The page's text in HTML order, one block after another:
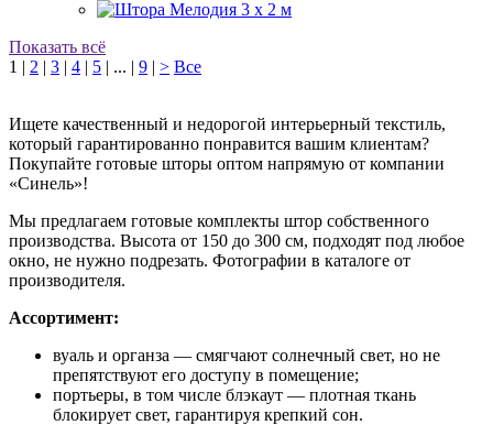
Показать всё
1 | 2 | 3 | 4 | 5 | ... | 9 | > Все
Ищете качественный и недорогой интерьерный текстиль,
который гарантированно понравится вашим клиентам?
Покупайте готовые шторы оптом напрямую от компании
«Синель»!
Мы предлагаем готовые комплекты штор собственного
производства. Высота от 150 до 300 см, подходят под любое
окно, не нужно подрезать. Фотографии в каталоге от
производителя.
Ассортимент:
вуаль и органза — смягчают солнечный свет, но не
препятствуют его доступу в помещение;
портьеры, в том числе блэкаут — плотная ткань
блокирует свет, гарантируя крепкий сон.